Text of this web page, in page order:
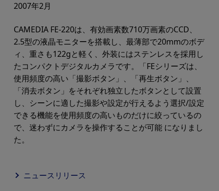
2007年2月
CAMEDIA FE-220は、有効画素数710万画素のCCD、
2.5型の液晶モニターを搭載し、最薄部で20mmのボデ
ィ、重さも122gと軽く、外装にはステンレスを採用し
たコンパクトデジタルカメラです。「FEシリーズは、
使用頻度の高い「撮影ボタン」、「再生ボタン」、
「消去ボタン」をそれぞれ独立したボタンとして設置
し、シーンに適した撮影や設定が行えるよう選択/設定
できる機能を使用頻度の高いものだけに絞っているの
で、迷わずにカメラを操作することが可能 になりまし
た。
ニュースリリース